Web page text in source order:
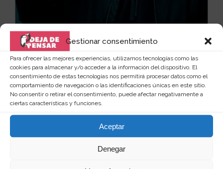
Gestionar consentimiento
Para ofrecer las mejores experiencias, utilizamos tecnologías como las
cookies para almacenar y/o acceder a la información del dispositivo. El
consentimiento de estas tecnologías nos permitirá procesar datos como el
comportamiento de navegación o las identificaciones únicas en este sitio.
No consentir o retirar el consentimiento, puede afectar negativamente a
ciertas características y funciones.
Aceptar
Denegar
Máscara de Vecna de Strangers Things
Un año más se acerca el día de Halloween. Si todavía
no has decidido lo que te vas a poner, no dejes... Leer
más
18 € 14